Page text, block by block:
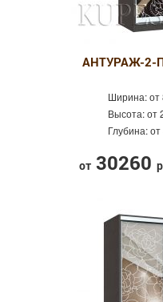
АНТУРАЖ-2-
Ширина:от
Высота:от
Глубина:
от 30260